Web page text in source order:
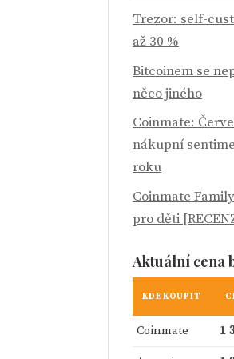
Trezor: self-
až 30 %
Bitcoinem se
něco jiného
Coinmate:
nákupní
roku
Coinmate
pro děti
Aktuální cena
KDE KOUPIT
Coinmate 1